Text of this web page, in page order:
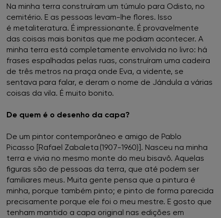
Na minha terra construíram um túmulo para Odisto, no
cemitério. E as pessoas levam-lhe flores. Isso
é metaliteratura. É impressionante. É provavelmente
das coisas mais bonitas que me podiam acontecer. A
minha terra está completamente envolvida no livro: há
frases espalhadas pelas ruas, construíram uma cadeira
de três metros na praça onde Eva, a vidente, se
sentava para falar, e deram o nome de Jándula a várias
coisas da vila. É muito bonito.
De quem é o desenho da capa?
De um pintor contemporâneo e amigo de Pablo
Picasso [Rafael Zabaleta (1907-1960)]. Nasceu na minha
terra e vivia no mesmo monte do meu bisavô. Aquelas
figuras são de pessoas da terra, que até podem ser
familiares meus. Muita gente pensa que a pintura é
minha, porque também pinto; e pinto de forma parecida
precisamente porque ele foi o meu mestre. E gosto que
tenham mantido a capa original nas edições em